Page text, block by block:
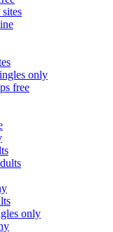
only
free
only